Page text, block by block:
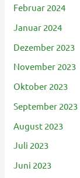
Februar 2024
Januar 2024
Dezember 2023
November 2023
Oktober 2023
September 2023
August 2023
Juli 2023
Juni 2023